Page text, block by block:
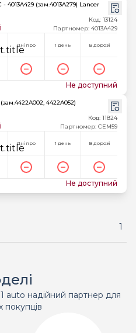
4013A429 (зам.4013A279) Lancer
Код: 13124
Партномер: 4013A429
Дніпро 1 день В дорозі
Не доступний
4422A052)
Код: 11824
Партномер: CEM59
Дніпро 1 день В дорозі
Не доступний
1
auto надійний партнер для
покупців